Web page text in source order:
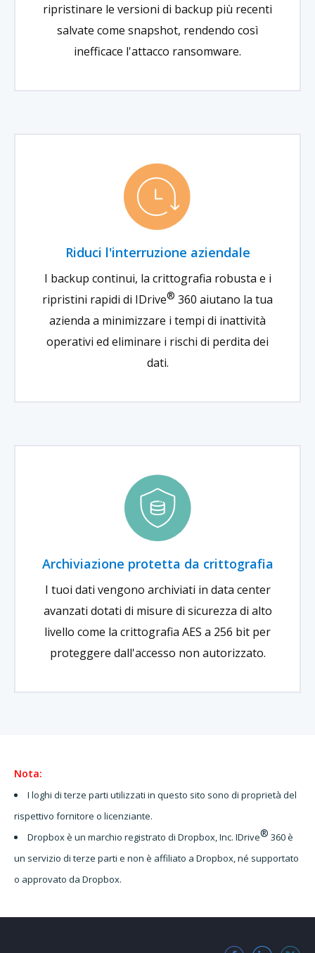
ripristinare le versioni di backup più recenti
salvate come snapshot, rendendo così
inefficace l'attacco ransomware.
Riduci l'interruzione aziendale
I backup continui, la crittografia robusta e i
ripristini rapidi di IDrive® 360 aiutano la tua
azienda a minimizzare i tempi di inattività
operativi ed eliminare i rischi di perdita dei
dati.
Archiviazione protetta da crittografia
I tuoi dati vengono archiviati in data center
avanzati dotati di misure di sicurezza di alto
livello come la crittografia AES a 256 bit per
proteggere dall'accesso non autorizzato.
Nota:
I loghi di terze parti utilizzati in questo sito sono di proprietà del
rispettivo fornitore o licenziante.
Dropbox è un marchio registrato di Dropbox, Inc. IDrive® 360 è
un servizio di terze parti e non è affiliato a Dropbox, né supportato
o approvato da Dropbox.